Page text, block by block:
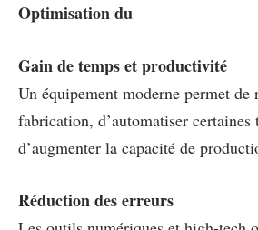
Optimisation du
Gain de temps et productivité
Un équipement moderne permet de
fabrication, d’automatiser certaines
d’augmenter la capacité de
Réduction des erreurs